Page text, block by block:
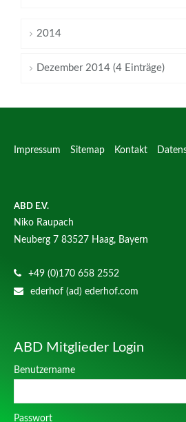
2014
Dezember 2014 (4 Einträge)
Impressum Sitemap Kontakt
ABD E.V.
Niko Raupach
Neuberg 7 83527 Haag, Bayern
+49 (0)170 658 2552
ederhof (ad) ederhof.com
ABD Mitglieder Login
Benutzername
Passwort